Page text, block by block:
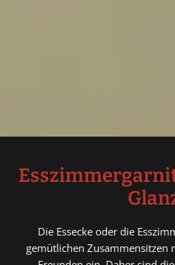
Die Essecke oder die
gemütlichen Zusammensitzen